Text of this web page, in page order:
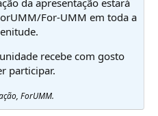
da apresentação estará
For-UMM em toda a
recebe com gosto
participar.
ForUMM.